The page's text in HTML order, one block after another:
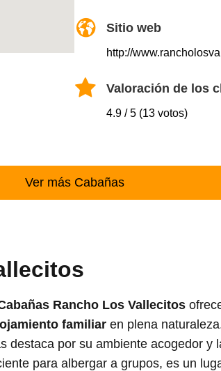
Sitio web
http://
Valoración de los
4.9 / 5 (13 votos)
Ver más Cabañas
Rancho Los Vallecitos
familiar en plena
destaca por su ambiente acogedor y
para albergar a grupos, es un